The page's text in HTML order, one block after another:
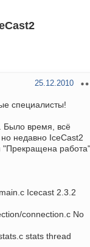
25.12.2010
специалисты!
Было время, всё
недавно IceCast2
"Прекращена работа"
Icecast 2.3.2
connection.c No
stats thread